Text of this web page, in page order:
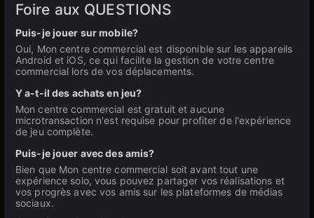
Foire aux QUESTIONS
Puis-je jouer sur mobile?
Oui, Mon centre commercial est disponible sur les appareils
Android et iOS, ce qui facilite la gestion de votre centre
commercial lors de vos déplacements.
Y a-t-il des achats en jeu?
Mon centre commercial est gratuit et aucune
microtransaction n'est requise pour profiter de l'expérience
de jeu complète.
Puis-je jouer avec des amis?
Bien que Mon centre commercial soit avant tout une
expérience solo, vous pouvez partager vos réalisations et
vos progrès avec vos amis sur les plateformes de médias
sociaux.